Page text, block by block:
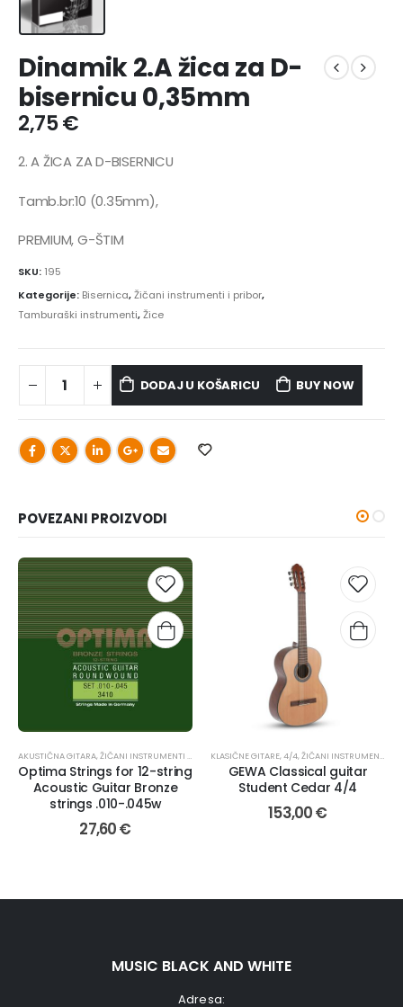
Dinamik 2.A žica za D-
bisernicu 0,35mm
2,75€
2. A ŽICA ZA D-BISERNICU
Tamb.br:10 (0.35mm),
PREMIUM, G-ŠTIM
SKU: 195
Kategorije: Bisernica,Žičani instrumenti i pribor,
Tamburaški instrumenti,Žice
DODAJ U KOŠARICU BUY NOW
POVEZANI PROIZVODI
AKUSTIČNA GITARA,ŽIČANI INSTRUMENTI I PRIBOR ,ŽICE
Optima Strings for 12-string
Acoustic Guitar Bronze
strings .010-.045w
27,60€
KLASIČNE GITARE,4/4,ŽIČANI INSTRUMENTI I PRIBOR
GEWA Classical guitar
Student Cedar 4/4
153,00€
MUSIC BLACK AND WHITE
Adresa: